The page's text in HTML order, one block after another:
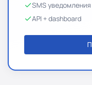
SMS уведомления
API + dashboard